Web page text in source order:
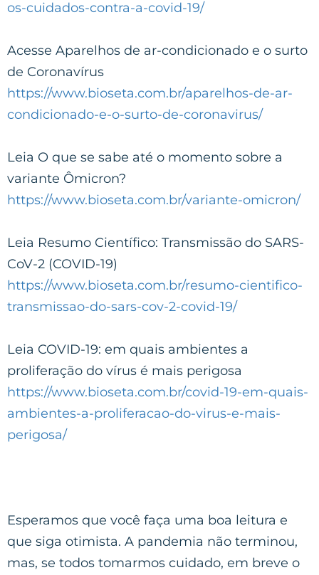
os-cuidados-contra-a-covid-19/
Acesse Aparelhos de ar-condicionado e o surto
de Coronavírus
https://www.bioseta.com.br/aparelhos-de-ar-
condicionado-e-o-surto-de-coronavirus/
Leia O que se sabe até o momento sobre a
variante Ômicron?
https://www.bioseta.com.br/variante-omicron/
Leia Resumo Científico: Transmissão do SARS-
CoV-2 (COVID-19)
https://www.bioseta.com.br/resumo-cientifico-
transmissao-do-sars-cov-2-covid-19/
Leia COVID-19: em quais ambientes a
proliferação do vírus é mais perigosa
https://www.bioseta.com.br/covid-19-em-quais-
ambientes-a-proliferacao-do-virus-e-mais-
perigosa/
Esperamos que você faça uma boa leitura e
que siga otimista. A pandemia não terminou,
mas, se todos tomarmos cuidado, em breve o